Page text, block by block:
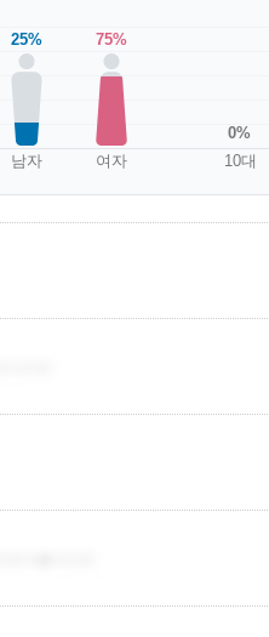
25%
남자
75%
여자
0%
10대